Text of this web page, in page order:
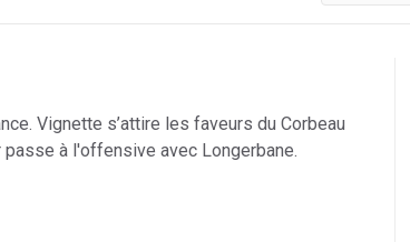
Vignette s’attire les faveurs du Corbeau
à l'offensive avec Longerbane.